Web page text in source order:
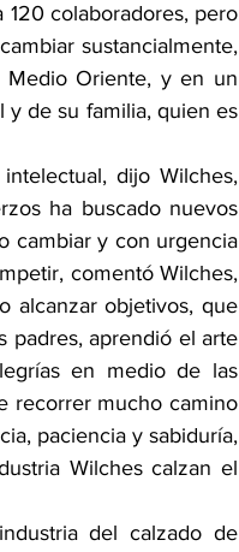
colaboradores, pero
sustancialmente,
Oriente, y en un
y de su familia, quien es
dijo Wilches,
ha buscado nuevos
cambiar y con urgencia
comentó Wilches,
alcanzar objetivos, que
padres, aprendió el arte
en medio de las
recorrer mucho camino
paciencia y sabiduría,
Wilches calzan el
del calzado de